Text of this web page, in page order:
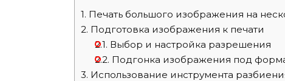
1. Печать большого изображения на
2. Подготовка изображения к печати
2.1. Выбор и настройка разрешения
2.2. Подгонка изображения под
3. Использование инструмента